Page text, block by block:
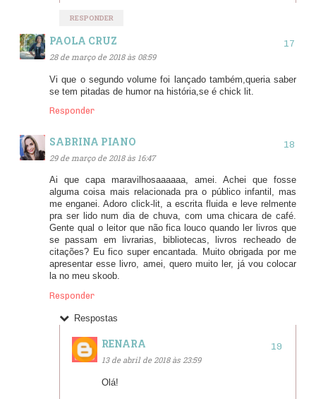
RESPONDER
PAOLA CRUZ
28 de março de 2018 às 08:59
Vi que o segundo volume foi lançado também,queria saber
se tem pitadas de humor na história,se é chick lit.
Responder
SABRINA PIANO
29 de março de 2018 às 16:47
Ai que capa maravilhosaaaaaa, amei. Achei que fosse
alguma coisa mais relacionada pra o público infantil, mas
me enganei. Adoro click-lit, a escrita fluida e leve relmente
pra ser lido num dia de chuva, com uma chicara de café.
Gente qual o leitor que não fica louco quando ler livros que
se passam em livrarias, bibliotecas, livros recheado de
citações? Eu fico super encantada. Muito obrigada por me
apresentar esse livro, amei, quero muito ler, já vou colocar
la no meu skoob.
Responder
Respostas
RENARA
13 de abril de 2018 às 23:59
Olá!